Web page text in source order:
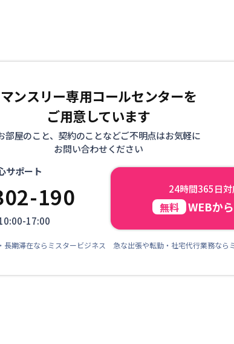
マンスリー専用コールセンターを
ご用意しています
部屋のこと、契約のことなどご不明点はお気軽に
お問い合わせください
サポート
190
17:00
24時間365日
無料 WEBか
長期滞在ならミスタービジネス 急な出張や転勤・社宅代行業務なら